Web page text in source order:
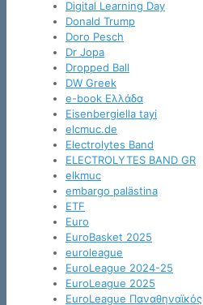
Digital Learning Day
Donald Trump
Doro Pesch
Dr Jopa
Dropped Ball
DW Greek
e-book Ελλάδα
Eisenbergiella tayi
elcmuc.de
Electrolytes Band
ELECTROLYTES BAND GR
elkmuc
embargo palästina
ETF
Euro
EuroBasket 2025
euroleague
EuroLeague 2024-25
EuroLeague 2025
EuroLeague Παναθηναϊκός